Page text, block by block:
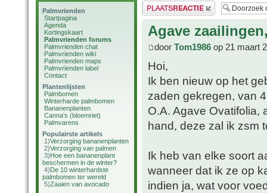
Palmvrienden
Startpagina
Agenda
Kortingskaart
Palmvrienden forums
Palmvrienden chat
Palmvrienden wiki
Palmvrienden maps
Palmvrienden label
Contact
Plantenlijsten
Palmbomen
Winterharde palmbomen
Bananenplanten
Canna's (bloemriet)
Palmvarens
Populairste artikels
1)Verzorging bananenplanten
2)Verzorging van palmen
3)Hoe een bananenplant
beschermen in de winter?
4)De 10 winterhardste
palmbomen ter wereld
5)Zaaien van avocado
Plaats een reactie
Agave
door Tom1986 op 21 maart
Hoi,
Ik ben nieuw op het
zaden gekregen, van
O.A. Agave Ovatifolia,
hand, deze zal ik zsm
Ik heb van elke soort
wanneer dat ik ze op
indien ja, wat voor